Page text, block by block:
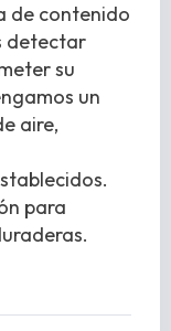
de contenido
detectar
su
un
aire,
para